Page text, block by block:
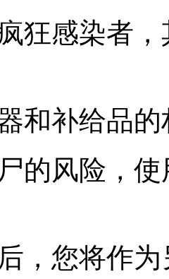
狂感染者
和补给品的
的风险，
，您将作